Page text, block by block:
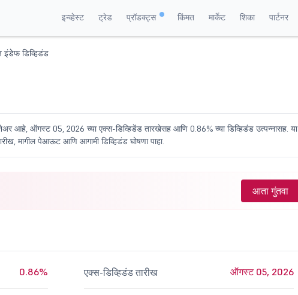
इन्व्हेस्ट ट्रेड प्रॉडक्ट्स किंमत मार्केट शिका पार्टनर
इंडेफ डिव्हिडंड
आहे, ऑगस्ट 05, 2026 च्या एक्स-डिव्हिडेंड तारखेसह आणि 0.86% च्या डिव्हिडंड उत्पन्नासह. या
मागील पेआऊट आणि आगामी डिव्हिडंड घोषणा पाहा.
आता गुंतवा
0.86% एक्स-डिव्हिडंड तारीख ऑगस्ट 05, 2026